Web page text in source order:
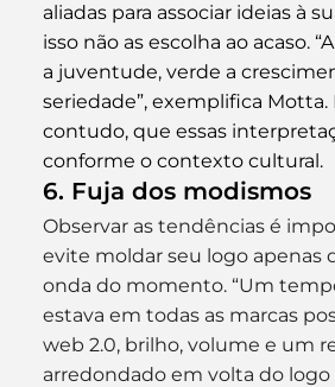
aliadas para associar ideias à
isso não as escolha ao acaso.
a juventude, verde a
seriedade”, exemplifica Motta.
contudo, que essas
conforme o contexto cultural.
6. Fuja dos modismos
Observar as tendências é
evite moldar seu logo apenas
onda do momento. “Um
estava em todas as marcas
web 2.0, brilho, volume e um
arredondado em volta do logo